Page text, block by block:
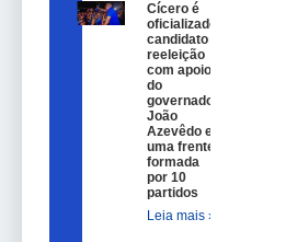
Cícero é
oficializado
candidato a
reeleição
com apoio
do
governador
João
Azevêdo e
uma frente
formada
por 10
partidos
Leia mais »